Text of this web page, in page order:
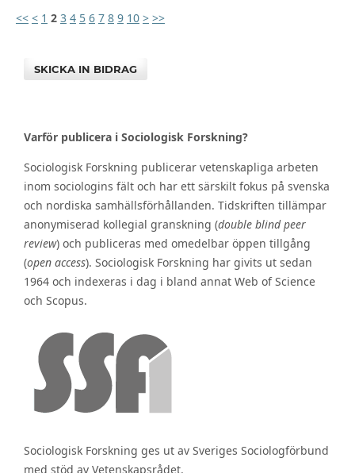
<< < 1 2 3 4 5 6 7 8 9 10 > >>
SKICKA IN BIDRAG
Varför publicera i Sociologisk Forskning?
Sociologisk Forskning publicerar vetenskapliga arbeten
inom sociologins fält och har ett särskilt fokus på svenska
och nordiska samhällsförhållanden. Tidskriften tillämpar
anonymiserad kollegial granskning (double blind peer
review) och publiceras med omedelbar öppen tillgång
(open access). Sociologisk Forskning har givits ut sedan
1964 och indexeras i dag i bland annat Web of Science
och Scopus.
Sociologisk Forskning ges ut av Sveriges Sociologförbund
med stöd av Vetenskapsrådet.